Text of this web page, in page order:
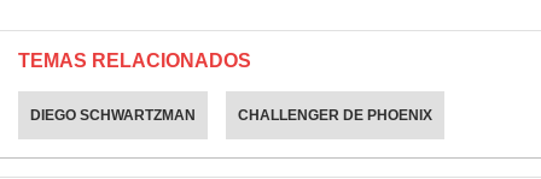
TEMAS RELACIONADOS
DIEGO SCHWARTZMAN CHALLENGER DE PHOENIX